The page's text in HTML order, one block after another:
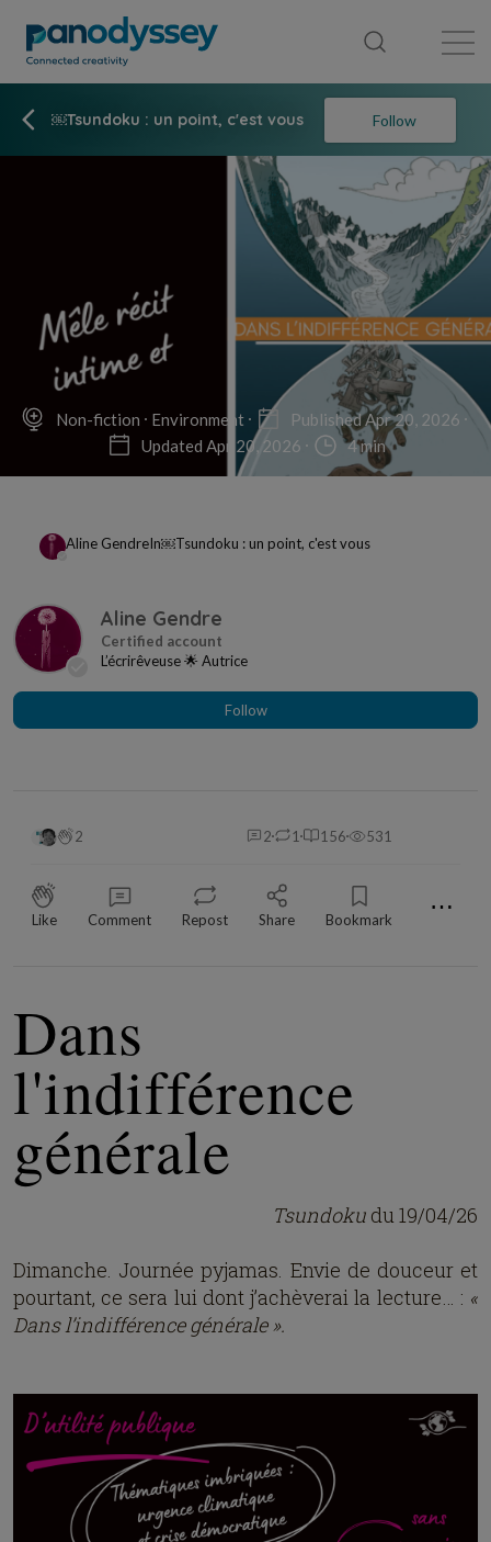
￼Tsundoku : un point, c'est vous Follow
Non-fiction Environment
Published Apr 20, 2026
Updated Apr 20, 2026
4 min
Aline GendreIn￼Tsundoku : un point, c'est vous
Aline Gendre
L’écrirêveuse 🌟 Autrice
Follow
2 2 1 156 531
Like Comment Repost Share Bookmark ⋯
Dans
l'indifférence
générale
Tsundoku du 19/04/26
Dimanche. Journée pyjamas. Envie de douceur et
pourtant, ce sera lui dont j’achèverai la lecture… : «
Dans l’indifférence générale ».